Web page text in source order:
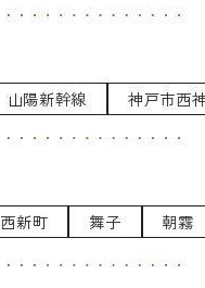
山陽新幹線 神戸市西
西新町 舞子 朝霧